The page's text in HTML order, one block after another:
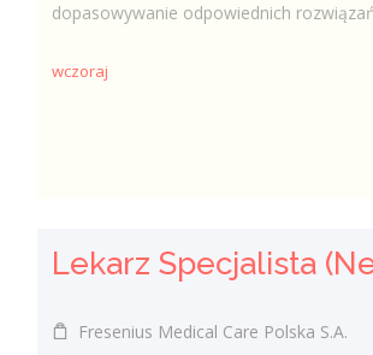
dopasowywanie odpowiednich
wczoraj
Fresenius Medical Care Polska S.A.